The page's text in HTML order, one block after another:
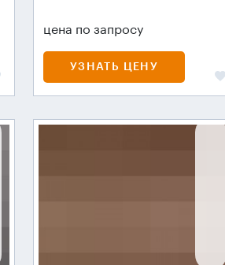
цена по запросу
УЗНАТЬ ЦЕНУ